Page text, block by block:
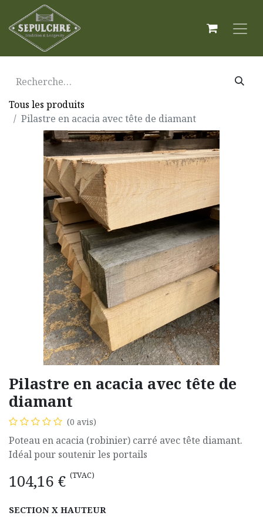
Tous les produits
Pilastre en acacia avec tête de diamant
Pilastre en acacia avec tête de
diamant
(0 avis)
Poteau en acacia (robinier) carré avec tête diamant.
Idéal pour soutenir les portails
104,16 € (TVAC)
SECTION X HAUTEUR